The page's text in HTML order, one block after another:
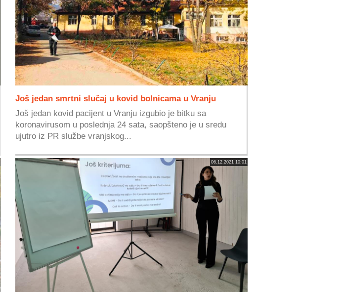
Još jedan smrtni slučaj u kovid bolnicama u Vranju
Još jedan kovid pacijent u Vranju izgubio je bitku sa
koronavirusom u poslednja 24 sata, saopšteno je u sredu
ujutro iz PR službe vranjskog...
06.12.2021 10:01